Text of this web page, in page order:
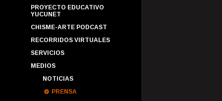
PROYECTO EDUCATIVO
YUCUNET
CHISME-ARTE PODCAST
RECORRIDOS VIRTUALES
SERVICIOS
MEDIOS
NOTICIAS
PRENSA